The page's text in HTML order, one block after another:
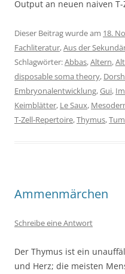
Output an neuen naiven
Dieser Beitrag wurde am 18.
Fachliteratur,Aus der
Schlagwörter:Abbas,Altern,
disposable soma theory,
Embryonalentwicklung,Gui,
Keimblätter, Le Saux,
T-Zell-Repertoire,Thymus,
Ammenmärchen
Schreibe eine Antwort
Der Thymus ist ein
und Herz; die meisten